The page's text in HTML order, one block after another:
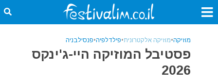
מוזיקה•מוזיקה אלקטרונית•פילדלפיה•פנסילבניה
פסטיבל המוזיקה היי-ג'ינקס
2026